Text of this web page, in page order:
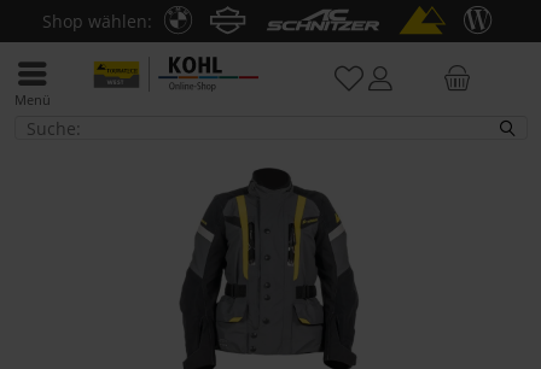
Shop wählen:
Menü
Jacken